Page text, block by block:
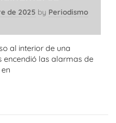
de 2025 by Periodismo
al interior de una
las alarmas de